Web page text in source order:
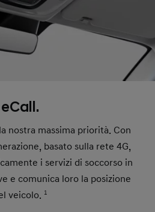
eCall.
nostra massima priorità. Con
basato sulla rete 4G,
i servizi di soccorso in
e comunica loro la posizione
veicolo. 1